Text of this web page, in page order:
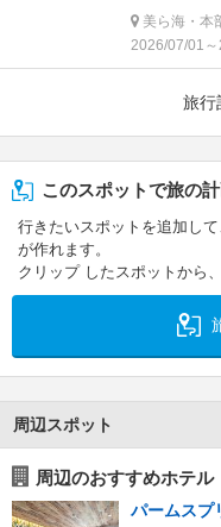
美ら海・本
2026/07/01
旅行
このスポットで旅の
行きたいスポットを追加し
が作れます。
クリップ したスポットから
周辺スポット
周辺のおすすめホテル
パームスプ